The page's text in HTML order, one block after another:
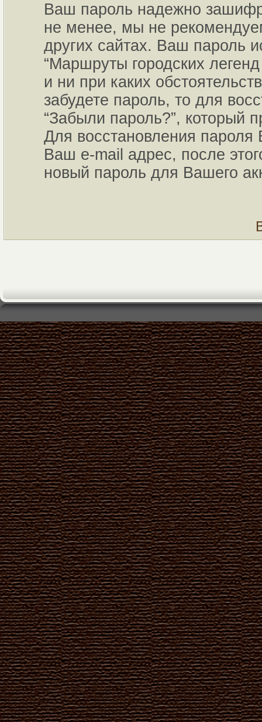
Ваш пароль надежно
не менее, мы не
других сайтах. Ваш пароль
“Маршруты городских
и ни при каких
забудете пароль, то для
“Забыли пароль?”, который
Для восстановления
Ваш e-mail адрес, после
новый пароль для Вашего